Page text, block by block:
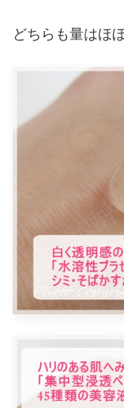
どちらも量はほ